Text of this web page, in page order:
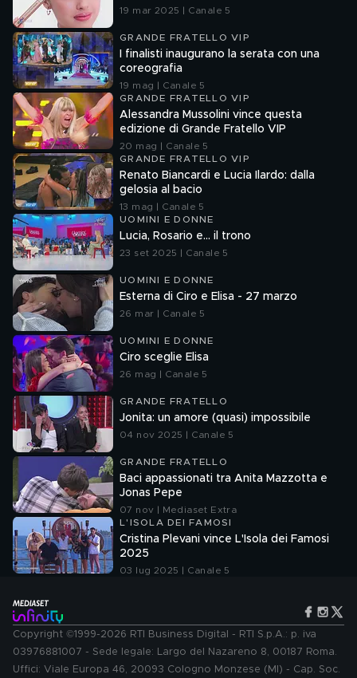
19 mar 2025 | Canale 5
GRANDE FRATELLO VIP
I finalisti inaugurano la serata con una
coreografia
19 mag | Canale 5
GRANDE FRATELLO VIP
Alessandra Mussolini vince questa
edizione di Grande Fratello VIP
20 mag | Canale 5
GRANDE FRATELLO VIP
Renato Biancardi e Lucia Ilardo: dalla
gelosia al bacio
13 mag | Canale 5
UOMINI E DONNE
Lucia, Rosario e... il trono
23 set 2025 | Canale 5
UOMINI E DONNE
Esterna di Ciro e Elisa - 27 marzo
26 mar | Canale 5
UOMINI E DONNE
Ciro sceglie Elisa
26 mag | Canale 5
GRANDE FRATELLO
Jonita: un amore (quasi) impossibile
04 nov 2025 | Canale 5
GRANDE FRATELLO
Baci appassionati tra Anita Mazzotta e
Jonas Pepe
07 nov | Mediaset Extra
L'ISOLA DEI FAMOSI
Cristina Plevani vince L'Isola dei Famosi
2025
03 lug 2025 | Canale 5
Copyright ©1999-2026 RTI Business Digital - RTI S.p.A.: p. iva
03976881007 - Sede legale: Largo del Nazareno 8, 00187 Roma.
Uffici: Viale Europa 46, 20093 Cologno Monzese (MI) - Cap. Soc.